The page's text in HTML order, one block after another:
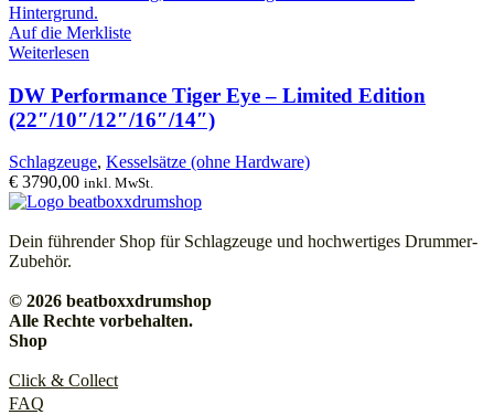
Auf die Merkliste
Weiterlesen
DW Performance Tiger Eye – Limited Edition
(22″/10″/12″/16″/14″)
Schlagzeuge, Kesselsätze (ohne Hardware)
€ 3790,00 inkl. MwSt.
Dein führender Shop für Schlagzeuge und hochwertiges Drummer-
Zubehör.
© 2026 beatboxxdrumshop
Alle Rechte vorbehalten.
Shop
Click & Collect
FAQ